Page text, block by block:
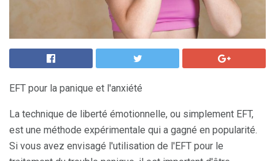
EFT pour la panique et l'anxiété
La technique de liberté émotionnelle, ou simplement EFT,
est une méthode expérimentale qui a gagné en popularité.
Si vous avez envisagé l'utilisation de l'EFT pour le